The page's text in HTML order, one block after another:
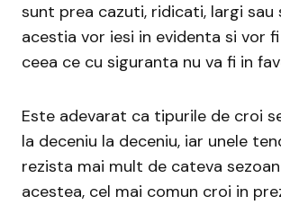
sunt prea cazuti, ridicati, largi sau
acestia vor iesi in evidenta si vor
ceea ce cu siguranta nu va fi in
Este adevarat ca tipurile de croi
la deceniu la deceniu, iar unele
rezista mai mult de cateva
acestea, cel mai comun croi in